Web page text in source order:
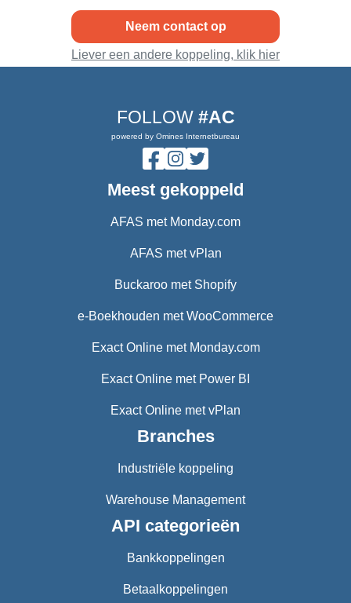
Neem contact op
Liever een andere koppeling, klik hier
FOLLOW #AC
powered by Omines Internetbureau
Meest gekoppeld
AFAS met Monday.com
AFAS met vPlan
Buckaroo met Shopify
e-Boekhouden met WooCommerce
Exact Online met Monday.com
Exact Online met Power BI
Exact Online met vPlan
Branches
Industriële koppeling
Warehouse Management
API categorieën
Bankkoppelingen
Betaalkoppelingen